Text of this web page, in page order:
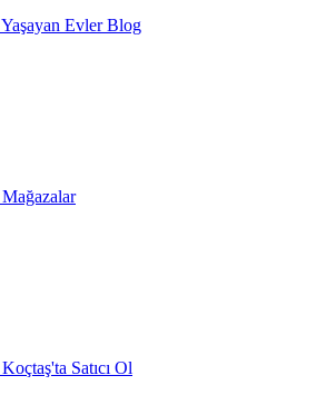
Yaşayan Evler Blog
Mağazalar
Koçtaş'ta Satıcı Ol